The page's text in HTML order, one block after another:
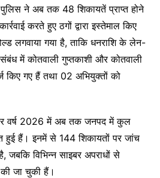
ने अब तक 48 शिकायतें प्राप्त होने
करते हुए ठगों द्वारा इस्तेमाल किए
लगवाया गया है, ताकि धनराशि के लेन-
में कोतवाली गुप्तकाशी और कोतवाली
किए गए हैं तथा 02 अभियुक्तों को
वर्ष 2026 में अब तक जनपद में कुल
हुई हैं। इनमें से 144 शिकायतों पर जांच
जबकि विभिन्न साइबर अपराधों से
जा चुकी हैं।